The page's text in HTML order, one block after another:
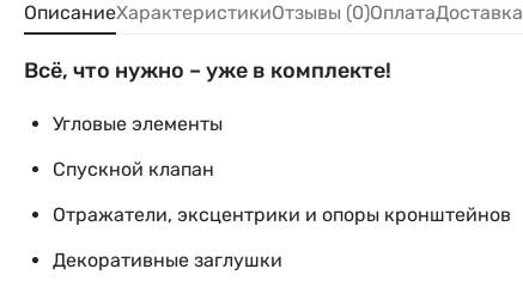
ОписаниеХарактеристикиОтзывы (0)ОплатаДоставка
Всё, что нужно – уже в комплекте!
Угловые элементы
Спускной клапан
Отражатели, эксцентрики и опоры кронштейнов
Декоративные заглушки